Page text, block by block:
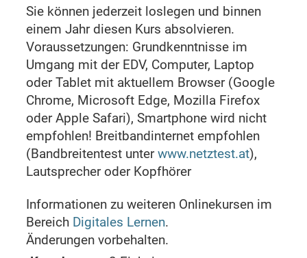
Sie können jederzeit loslegen und binnen
einem Jahr diesen Kurs absolvieren.
Voraussetzungen: Grundkenntnisse im
Umgang mit der EDV, Computer, Laptop
oder Tablet mit aktuellem Browser (Google
Chrome, Microsoft Edge, Mozilla Firefox
oder Apple Safari), Smartphone wird nicht
empfohlen! Breitbandinternet empfohlen
(Bandbreitentest unterwww.netztest.at),
Lautsprecher oder Kopfhörer
Informationen zu weiteren Onlinekursen im
Bereich Digitales Lernen.
Änderungen vorbehalten.